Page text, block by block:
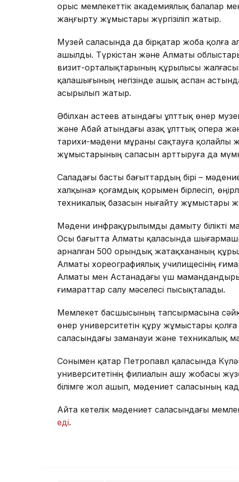
орыс мемлекеттік академиялық балалар
жаңғырту жұмыстары жүргізіліп жатыр.
Музей саласында да бірқатар жоба
ашылды. Түркістан және Алматы
визит-орталықтарының құрылысы
қалашығының негізінде ашық аспан
асырылып жатыр.
Әбілхан Қастеев атындағы ұлттық өнер
және Абай атындағы Қазақ ұлттық опера
тарихи-мәдени мұраны сақтауға қолайлы
жұмыстарының сапасын арттыруға да
Саладағы басты бағыттардың бірі –
халқына» қоғамдық қорымен бірлесіп,
техникалық базасын нығайту жұмыстары
Мәдени инфрақұрылымды дамыту білікті
Осы бағытта Алматы қаласында
арналған 500 орындық жатақхананың
Алматы хореографиялық училищесінің
Алматы мен Астанадағы үш
ғимараттар салу мәселесі пысықталады.
Мемлекет басшысының тапсырмасына
өнер университетін құру жұмыстары
саласындағы заманауи және техникалық
Сонымен қатар Петропавл қаласында
университетінің филиалын ашу жобасы
білімге жол ашып, мәдениет саласының
Айта кетелік мәдениет саласындағы
еді.